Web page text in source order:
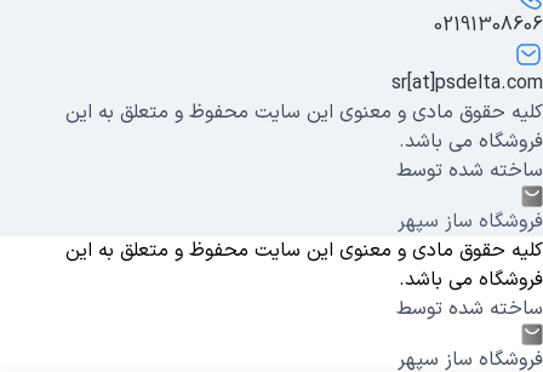
02191308606
sr[at]psdelta.com
کلیه حقوق مادی و معنوی این سایت محفوظ و متعلق به این
فروشگاه می باشد.
ساخته شده توسط
فروشگاه ساز سپهر
کلیه حقوق مادی و معنوی این سایت محفوظ و متعلق به این
فروشگاه می باشد.
ساخته شده توسط
فروشگاه ساز سپهر